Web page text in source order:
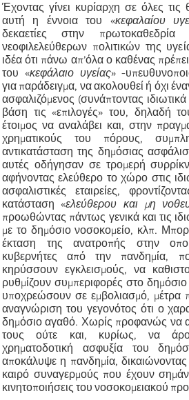
Έχοντας γίνει κυρίαρχη σε όλες τις
αυτή η έννοια του «κεφαλαίου
δεκαετίες στην
νεοφιλελεύθερων πολιτικών της
ιδέα ότι πάνω απ’όλα ο καθένας
του «κεφάλαιο υγείας»-
για παράδειγμα, να ακολουθεί ή όχι ένα
ασφαλιζόμενος (συνάπτοντας
βάση τις«επιλογές» του, δηλαδή
έτοιμος να αναλάβει και, στην
χρηματικούς του πόρους,
αντικατάσταση της δημόσιας
αυτές οδήγησαν σε τρομερή
αφήνοντας ελεύθερο το χώρο στις
ασφαλιστικές εταιρείες,
κατάσταση«ελεύθερου και μη
προωθώντας πάντως γενικά και τις
με το δημόσιο νοσοκομείο, κλπ.
έκταση της ανατροπής στην
κυβερνήτες από την πανδημία,
κηρύσσουν εγκλεισμούς, να
ρυθμίζουν συμπεριφορές στο
υποχρεώσουν σε εμβολιασμό, μέτρα
αναγνώριση του γεγονότος ότι ο
δημόσιο αγαθό. Χωρίς προφανώς να
τους ούτε και, κυρίως, να
χρηματοδοτική ασφυξία του
αποκάλυψε η πανδημία,
καιρό συναγερμούς που έχουν
κινητοποιήσεις του νοσοκομειακού